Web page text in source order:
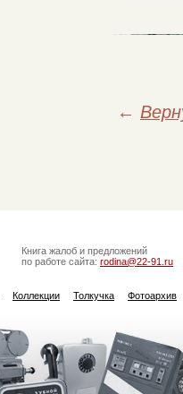
←
Книга жалоб и предложений
по работе сайта: rodina@22-91.ru
Коллекции Толкучка Фотоархив